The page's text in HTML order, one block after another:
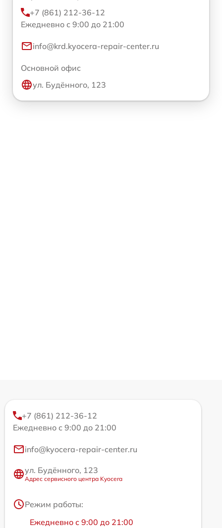
+7 (861) 212-36-12
Ежедневно с 9:00 до 21:00
info@krd.kyocera-repair-center.ru
Основной офис
ул. Будённого, 123
+7 (861) 212-36-12
Ежедневно с 9:00 до 21:00
info@kyocera-repair-center.ru
ул. Будённого, 123
Адрес сервисного центра Kyocera
Режим работы:
Ежедневно с 9:00 до 21:00